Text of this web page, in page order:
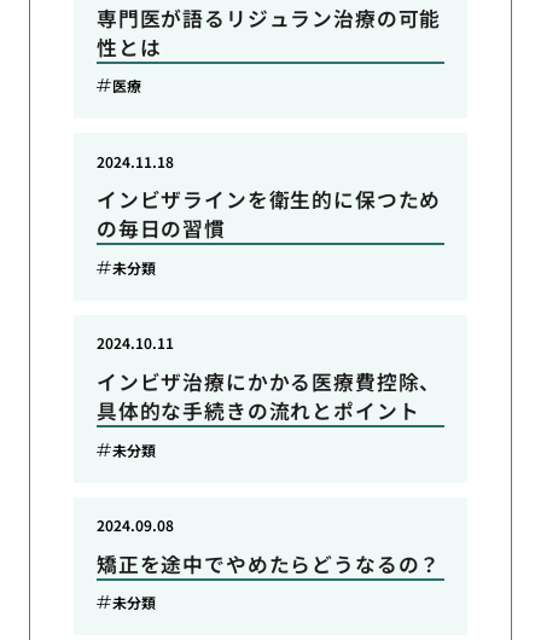
専門医が語るリジュラン治療の可能
性とは
医療
インビザラインを衛生的に保つため
の毎日の習慣
2024.11.18
未分類
インビザ治療にかかる医療費控除、
具体的な手続きの流れとポイント
2024.10.11
未分類
矯正を途中でやめたらどうなるの？
2024.09.08
未分類